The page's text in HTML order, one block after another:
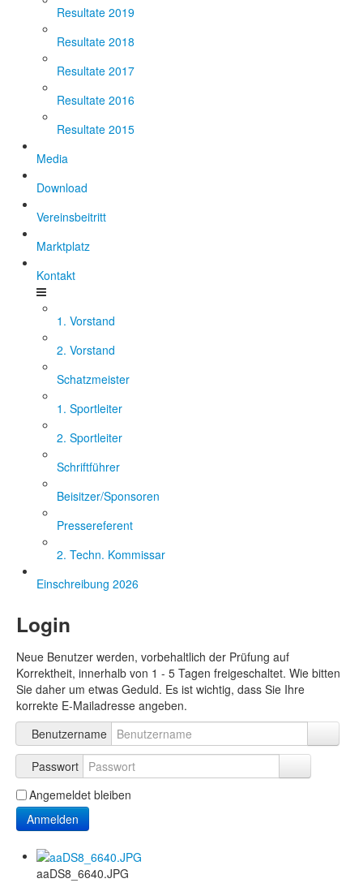
Resultate 2019
Resultate 2018
Resultate 2017
Resultate 2016
Resultate 2015
Media
Download
Vereinsbeitritt
Marktplatz
Kontakt
1. Vorstand
2. Vorstand
Schatzmeister
1. Sportleiter
2. Sportleiter
Schriftführer
Beisitzer/Sponsoren
Pressereferent
2. Techn. Kommissar
Einschreibung 2026
Login
Neue Benutzer werden, vorbehaltlich der Prüfung auf
Korrektheit, innerhalb von 1 - 5 Tagen freigeschaltet. Wie bitten
Sie daher um etwas Geduld. Es ist wichtig, dass Sie Ihre
korrekte E-Mailadresse angeben.
Benutzername
Passwort
Angemeldet bleiben
Anmelden
aaDS8_6640.JPG